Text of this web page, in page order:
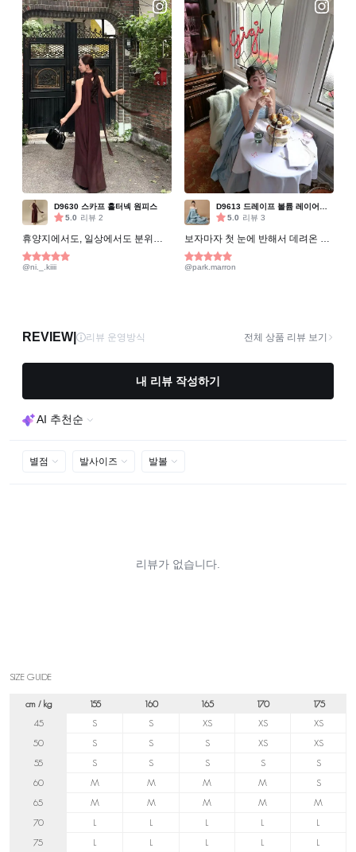
SIZE GUIDE
cm / kg 155 160 165 170
175
45
S S XS XS
XS
50
S S S XS
XS
55
S S S S
S
60
M M M M
S
65
M M M M
M
70
L L L L
L
75
L L L L L